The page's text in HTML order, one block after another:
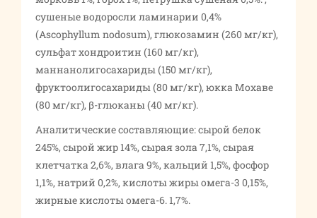
сушеные водоросли ламинарии 0,4%
(Ascophyllum nodosum), глюкозамин (260 мг/кг),
сульфат хондроитин (160 мг/кг),
маннанолигосахариды (150 мг/кг),
фруктоолигосахариды (80 мг/кг), юкка Мохаве
(80 мг/кг), β-глюканы (40 мг/кг).
Аналитические составляющие: сырой белок
245%, сырой жир 14%, сырая зола 7,1%, сырая
клетчатка 2,6%, влага 9%, кальций 1,5%, фосфор
1,1%, натрий 0,2%, кислоты жиры омега-3 0,15%,
жирные кислоты омега-6. 1,7%.